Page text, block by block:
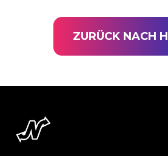
ZURÜCK NACH